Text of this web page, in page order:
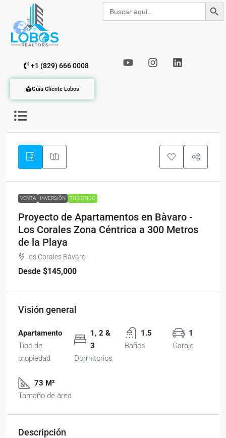
Buscar: Botón de
+1 (829) 666 0008
Guía Cliente Lobos
VENTA INVERSIÓN TURISTICO
Proyecto de Apartamentos en Bàvaro -
Los Corales Zona Céntrica a 300 Metros
de la Playa
los Corales Bávaro
Desde $145,000
Visión general
Apartamento
Tipo de
propiedad
1, 2 &
3
Dormitorios
1.5
Baños
1
Garaje
73 M²
Tamaño de área
Descripción